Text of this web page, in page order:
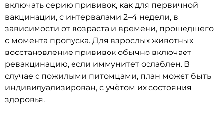
включать серию прививок, как для первичной
вакцинации, с интервалами 2–4 недели, в
зависимости от возраста и времени, прошедшего
с момента пропуска. Для взрослых животных
восстановление прививок обычно включает
ревакцинацию, если иммунитет ослаблен. В
случае с пожилыми питомцами, план может быть
индивидуализирован, с учётом их состояния
здоровья.